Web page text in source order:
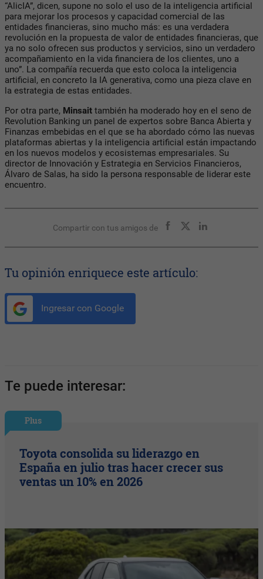
“AlicIA”, dicen, supone no solo el uso de la inteligencia artificial
para mejorar los procesos y capacidad comercial de las
entidades financieras, sino mucho más: es una verdadera
revolución en la propuesta de valor de entidades financieras, que
ya no solo ofrecen sus productos y servicios, sino un verdadero
acompañamiento en la vida financiera de los clientes, uno a
uno”. La compañía recuerda que esto coloca la inteligencia
artificial, en concreto la IA generativa, como una pieza clave en
la estrategia de estas entidades.
Por otra parte, Minsait también ha moderado hoy en el seno de
Revolution Banking un panel de expertos sobre Banca Abierta y
Finanzas embebidas en el que se ha abordado cómo las nuevas
plataformas abiertas y la inteligencia artificial están impactando
en los nuevos modelos y ecosistemas empresariales. Su
director de Innovación y Estrategia en Servicios Financieros,
Álvaro de Salas, ha sido la persona responsable de liderar este
encuentro.
Compartir con tus amigos de
Tu opinión enriquece este artículo:
Ingresar con Google
Te puede interesar:
Plus
Toyota consolida su liderazgo en
España en julio tras hacer crecer sus
ventas un 10% en 2026